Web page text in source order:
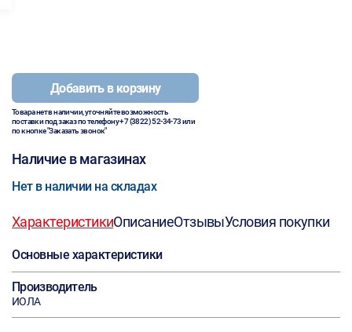
Добавить в корзину
Товара нет в наличии, уточняйте возможность
поставки под заказ по телефону+7 (3822) 52-34-73или
по кнопке "Заказать звонок"
Наличие в магазинах
Нет в наличии на складах
ХарактеристикиОписаниеОтзывыУсловия покупки
Основные характеристики
Производитель
ИОЛА